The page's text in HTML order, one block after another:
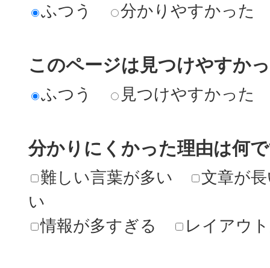
ふつう 分かりやすかった
このページは見つけやすか
ふつう 見つけやすかった
分かりにくかった理由は何
難しい言葉が多い
文章が
い
情報が多すぎる
レイアウ